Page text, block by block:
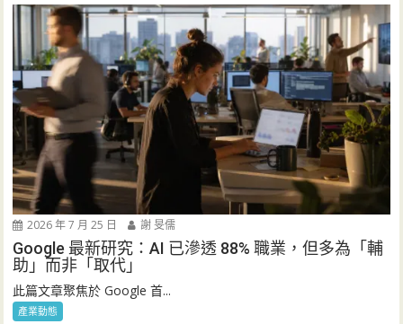
2026 年 7 月 25 日 謝 旻儒
Google 最新研究：AI 已滲透 88% 職業，但多為「輔
助」而非「取代」
此篇文章聚焦於 Google 首...
產業動態